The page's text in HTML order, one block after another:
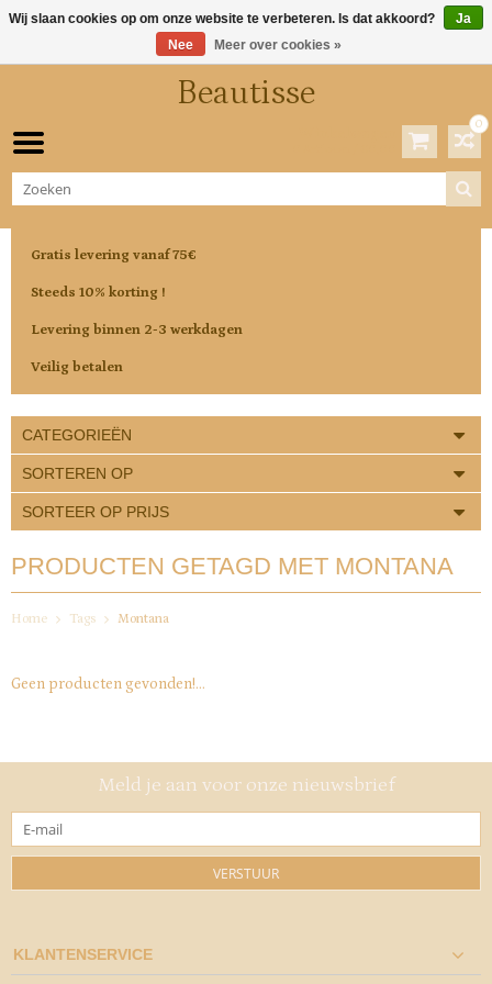
Beautisse
0
Gratis levering vanaf 75€
Steeds 10% korting !
Levering binnen 2-3 werkdagen
Veilig betalen
CATEGORIEËN
SORTEREN OP
SORTEER OP PRIJS
PRODUCTEN GETAGD MET MONTANA
Home Tags Montana
Geen producten gevonden!...
Meld je aan voor onze nieuwsbrief
VERSTUUR
KLANTENSERVICE
Wij slaan cookies op om onze website te verbeteren. Is dat akkoord?
Ja
Nee
Meer over cookies »